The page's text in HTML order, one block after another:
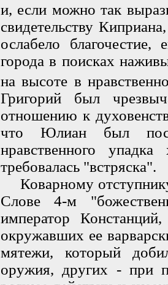
и, если можно так
свидетельству
ослабело
города в поисках
на высоте в
Григорий был
отношению к
что Юлиан был
нравственного
требовалась "встряска".
Коварному
Слове 4-м
император
окружавших ее
мятежи, который
оружия, других - при